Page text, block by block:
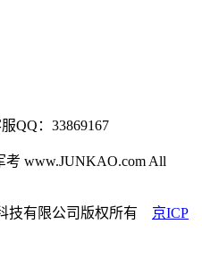
QQ：33869167
考 www.JUNKAO.com All
技有限公司版权所有 京ICP